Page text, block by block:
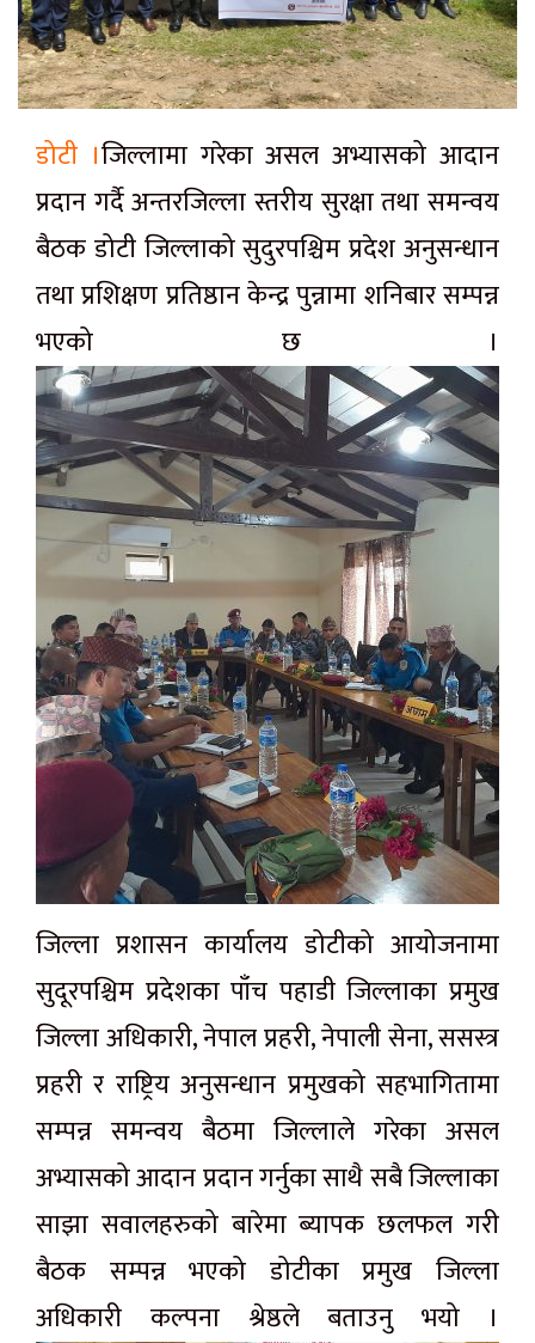
डोटी ।जिल्लामा गरेका असल अभ्यासको आदान
प्रदान गर्दै अन्तरजिल्ला स्तरीय सुरक्षा तथा समन्वय
बैठक डोटी जिल्लाको सुदुरपश्चिम प्रदेश अनुसन्धान
तथा प्रशिक्षण प्रतिष्ठान केन्द्र पुन्नामा शनिबार सम्पन्न
भएको छ ।
जिल्ला प्रशासन कार्यालय डोटीको आयोजनामा
सुदूरपश्चिम प्रदेशका पाँच पहाडी जिल्लाका प्रमुख
जिल्ला अधिकारी, नेपाल प्रहरी, नेपाली सेना, ससस्त्र
प्रहरी र राष्ट्रिय अनुसन्धान प्रमुखको सहभागितामा
सम्पन्न समन्वय बैठमा जिल्लाले गरेका असल
अभ्यासको आदान प्रदान गर्नुका साथै सबै जिल्लाका
साझा सवालहरुको बारेमा ब्यापक छलफल गरी
बैठक सम्पन्न भएको डोटीका प्रमुख जिल्ला
अधिकारी कल्पना श्रेष्ठले बताउनु भयो ।